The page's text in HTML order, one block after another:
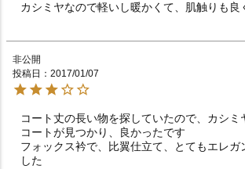
カシミヤなので軽いし暖かくて、肌触りも良
非公開
投稿日
2017/01/07
コート丈の長い物を探していたので、カシミ
コートが見つかり、良かったです
フォックス衿で、比翼仕立て、とてもエレガ